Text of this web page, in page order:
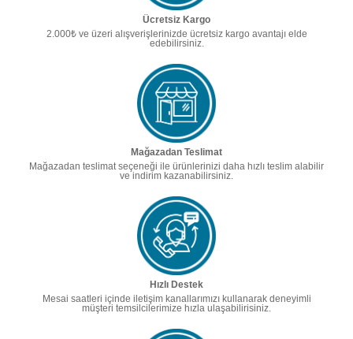
Ücretsiz Kargo
2.000₺ ve üzeri alışverişlerinizde ücretsiz kargo avantajı elde
edebilirsiniz.
Mağazadan Teslimat
Mağazadan teslimat seçeneği ile ürünlerinizi daha hızlı teslim alabilir
ve indirim kazanabilirsiniz.
Hızlı Destek
Mesai saatleri içinde iletişim kanallarımızı kullanarak deneyimli
müşteri temsilcilerimize hızla ulaşabilirisiniz.